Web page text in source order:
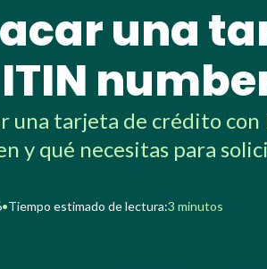
una
una tarjeta de crédito
y qué necesitas para
•Tiempo estimado de lectura:3 minutos